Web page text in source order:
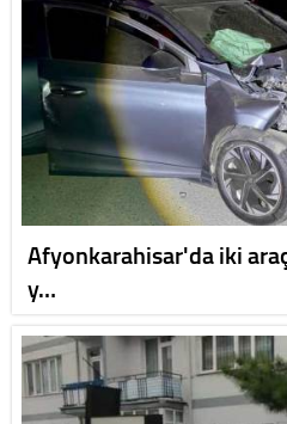
Afyonkarahisar'da iki
y…